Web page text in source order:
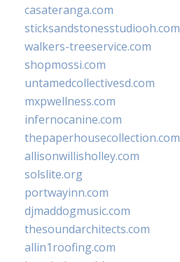
casateranga.com
sticksandstonesstudiooh.com
walkers-treeservice.com
shopmossi.com
untamedcollectivesd.com
mxpwellness.com
infernocanine.com
thepaperhousecollection.com
allisonwillisholley.com
solslite.org
portwayinn.com
djmaddogmusic.com
thesoundarchitects.com
allin1roofing.com